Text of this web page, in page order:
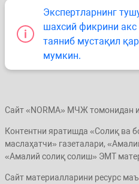
Экспертларнинг
шахсий фикрини акс
таяниб мустақил
мумкин.
Сайт «NORMA» МЧЖ томонидан
Контентни яратишда «Солиқ ва
маслаҳатчи» газеталари,
«Амалий солиқ солиш» ЭМТ
Сайт материалларини ресурс